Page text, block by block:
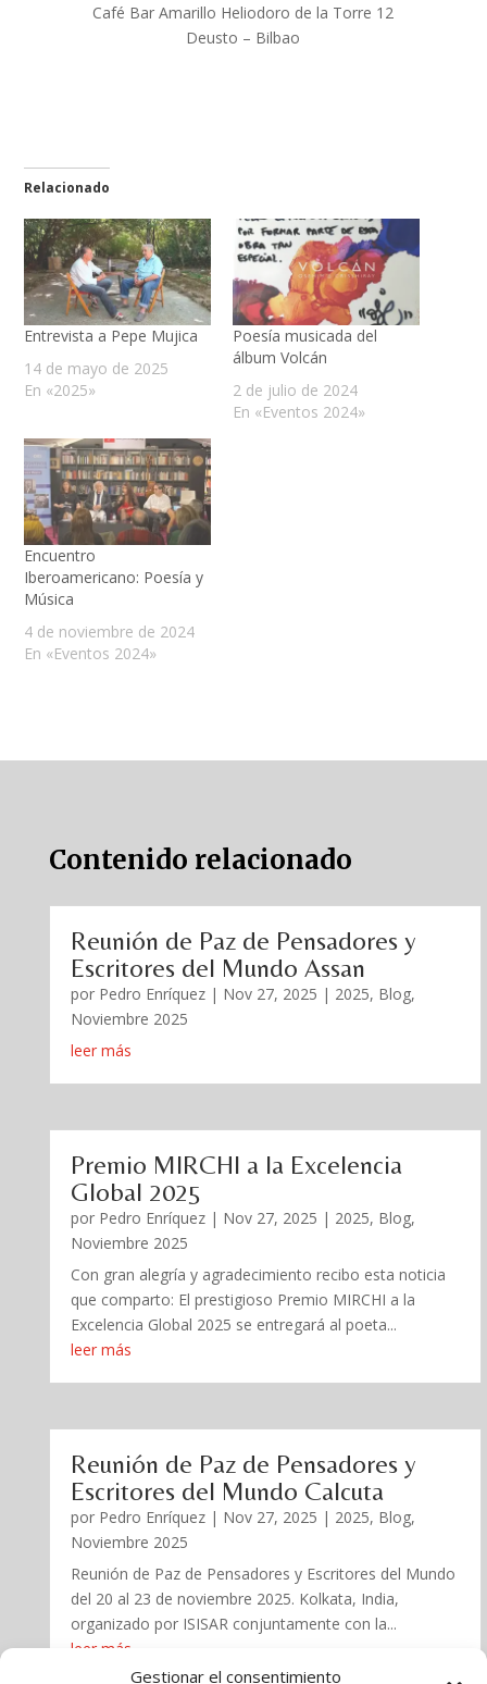
Gestionar el consentimiento
Café Bar Amarillo Heliodoro de la Torre 12
Deusto – Bilbao
Relacionado
Entrevista a Pepe Mujica
14 de mayo de 2025
En «2025»
Poesía musicada del
álbum Volcán
2 de julio de 2024
En «Eventos 2024»
Encuentro
Iberoamericano: Poesía y
Música
4 de noviembre de 2024
En «Eventos 2024»
Contenido relacionado
Reunión de Paz de Pensadores y
Escritores del Mundo Assan
por Pedro Enríquez| Nov 27, 2025 | 2025, Blog,
Noviembre 2025
leer más
Premio MIRCHI a la Excelencia
Global 2025
por Pedro Enríquez| Nov 27, 2025 | 2025, Blog,
Noviembre 2025
Con gran alegría y agradecimiento recibo esta noticia
que comparto: El prestigioso Premio MIRCHI a la
Excelencia Global 2025 se entregará al poeta...
leer más
Reunión de Paz de Pensadores y
Escritores del Mundo Calcuta
por Pedro Enríquez| Nov 27, 2025 | 2025, Blog,
Noviembre 2025
Reunión de Paz de Pensadores y Escritores del Mundo
del 20 al 23 de noviembre 2025. Kolkata, India,
organizado por ISISAR conjuntamente con la...
leer más